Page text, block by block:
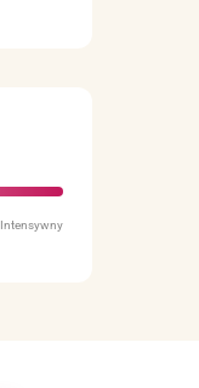
Intensywny